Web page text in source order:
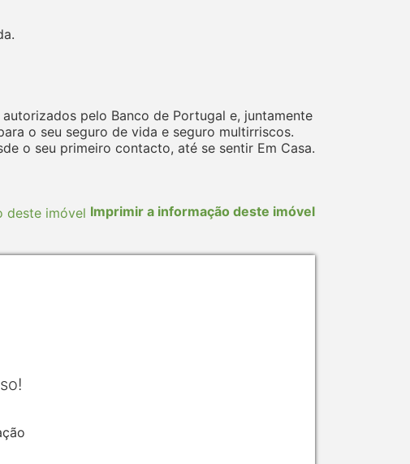
pelo Banco de Portugal e, juntamente
o seu seguro de vida e seguro multirriscos.
o seu primeiro contacto, até se sentir Em Casa.
Imprimir a informação deste imóvel